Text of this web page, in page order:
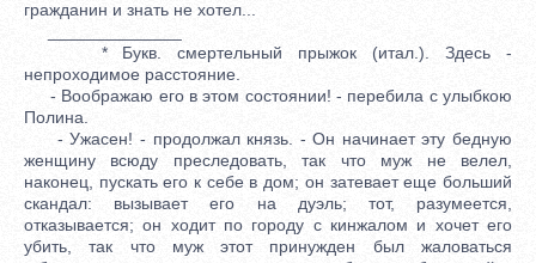
гражданин и знать не хотел...
* Букв. смертельный прыжок (итал.). Здесь -
непроходимое расстояние.
- Воображаю его в этом состоянии! - перебила с улыбкою
Полина.
- Ужасен! - продолжал князь. - Он начинает эту бедную
женщину всюду преследовать, так что муж не велел,
наконец, пускать его к себе в дом; он затевает еще больший
скандал: вызывает его на дуэль; тот, разумеется,
отказывается; он ходит по городу с кинжалом и хочет его
убить, так что муж этот принужден был жаловаться